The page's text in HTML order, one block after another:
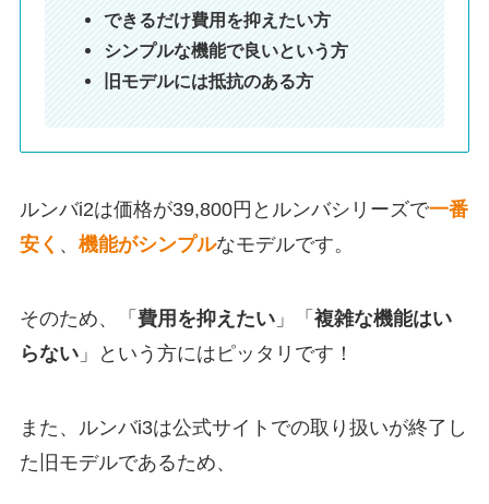
できるだけ費用を抑えたい方
シンプルな機能で良いという方
旧モデルには抵抗のある方
ルンバi2は価格が39,800円とルンバシリーズで一番
安く 、 機能がシンプルなモデルです。
そのため、「 費用を抑えたい」「 複雑な機能はい
らない」という方にはピッタリです！
また、ルンバi3は公式サイトでの取り扱いが終了し
た旧モデルであるため、